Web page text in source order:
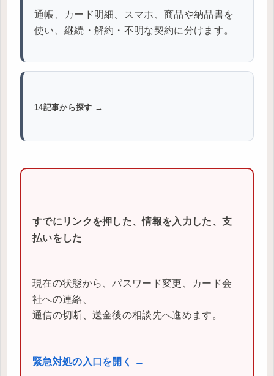
通帳、カード明細、スマホ、商品や納品書を
使い、継続・解約・不明な契約に分けます。
14記事から探す →
すでにリンクを押した、情報を入力した、支
払いをした
現在の状態から、パスワード変更、カード会
社への連絡、
通信の切断、送金後の相談先へ進めます。
緊急対処の入口を開く →